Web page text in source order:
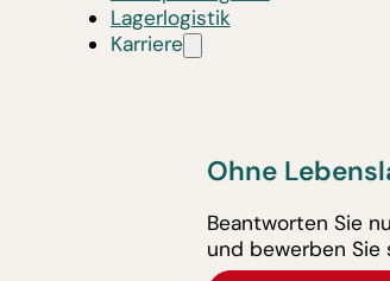
Lagerlogistik
Karriere
Ohne
Beantworten Sie
und bewerben Sie